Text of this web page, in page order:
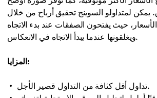
يمكن لمتداولو السوينج تحقيق أرباح من خلال
حيث يفتحون الصفقات عند بدء الاتجاه
ويغلقونها عندما يبدأ الاتجاه في الانعكاس.
المزايا:
تداول أقل كثافة من التداول قصير الأجل.